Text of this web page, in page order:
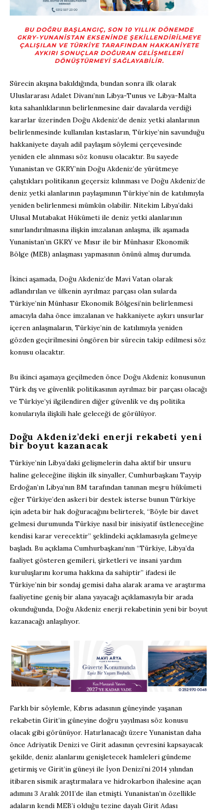
BU DOĞRU BAŞLANGIÇ, SON 10 YILLIK DÖNEMDE
GKRY-YUNANISTAN EKSENINDE ŞEKILLENDIRILMEYE
ÇALIŞILAN VE TÜRKIYE TARAFINDAN HAKKANIYETE
AYKIRI SONUÇLAR DOĞURAN GELIŞMELERI
DÖNÜŞTÜRMEYI SAĞLAYABILIR.
Sürecin akışına bakıldığında, bundan sonra ilk olarak
Uluslararası Adalet Divanı’nın Libya-Tunus ve Libya-Malta
kıta sahanlıklarının belirlenmesine dair davalarda verdiği
kararlar üzerinden Doğu Akdeniz’de deniz yetki alanlarının
belirlenmesinde kullanılan kıstasların, Türkiye’nin savunduğu
hakkaniyete dayalı adil paylaşım söylemi çerçevesinde
yeniden ele alınması söz konusu olacaktır. Bu sayede
Yunanistan ve GKRY’nin Doğu Akdeniz’de yürütmeye
çalıştıkları politikanın geçersiz kılınması ve Doğu Akdeniz’de
deniz yetki alanlarının paylaşımının Türkiye’nin de katılımıyla
yeniden belirlenmesi mümkün olabilir. Nitekim Libya’daki
Ulusal Mutabakat Hükümeti ile deniz yetki alanlarının
sınırlandırılmasına ilişkin imzalanan anlaşma, ilk aşamada
Yunanistan’ın GKRY ve Mısır ile bir Münhasır Ekonomik
Bölge (MEB) anlaşması yapmasının önünü almış durumda.
İkinci aşamada, Doğu Akdeniz’de Mavi Vatan olarak
adlandırılan ve ülkenin ayrılmaz parçası olan sularda
Türkiye’nin Münhasır Ekonomik Bölgesi’nin belirlenmesi
amacıyla daha önce imzalanan ve hakkaniyete aykırı unsurlar
içeren anlaşmaların, Türkiye’nin de katılımıyla yeniden
gözden geçirilmesini öngören bir sürecin takip edilmesi söz
konusu olacaktır.
Bu ikinci aşamaya geçilmeden önce Doğu Akdeniz konusunun
Türk dış ve güvenlik politikasının ayrılmaz bir parçası olacağı
ve Türkiye’yi ilgilendiren diğer güvenlik ve dış politika
konularıyla ilişkili hale geleceği de görülüyor.
Doğu Akdeniz’deki enerji rekabeti yeni
bir boyut kazanacak
Türkiye’nin Libya’daki gelişmelerin daha aktif bir unsuru
haline geleceğine ilişkin ilk sinyaller, Cumhurbaşkanı Tayyip
Erdoğan’ın Libya’nın BM tarafından tanınan meşru hükümeti
eğer Türkiye’den askeri bir destek isterse bunun Türkiye
için adeta bir hak doğuracağını belirterek, “Böyle bir davet
gelmesi durumunda Türkiye nasıl bir inisiyatif üstleneceğine
kendisi karar verecektir” şeklindeki açıklamasıyla gelmeye
başladı. Bu açıklama Cumhurbaşkanı’nın “Türkiye, Libya’da
faaliyet gösteren gemileri, şirketleri ve insani yardım
kuruluşlarını koruma hakkına da sahiptir” ifadesi ile
Türkiye’nin bir sondaj gemisi daha alarak arama ve araştırma
faaliyetine geniş bir alana yayacağı açıklamasıyla bir arada
okunduğunda, Doğu Akdeniz enerji rekabetinin yeni bir boyut
kazanacağı anlaşılıyor.
Farklı bir söylemle, Kıbrıs adasının güneyinde yaşanan
rekabetin Girit’in güneyine doğru yayılması söz konusu
olacak gibi görünüyor. Hatırlanacağı üzere Yunanistan daha
önce Adriyatik Denizi ve Girit adasının çevresini kapsayacak
şekilde, deniz alanlarını genişletecek hamleleri gündeme
getirmiş ve Girit’in güneyi ile İyon Denizi’ni 2014 yılından
itibaren sismik araştırmalara ve hidrokarbon ihalesine açan
adımını 3 Aralık 2011’de ilan etmişti. Yunanistan’ın özellikle
adaların kendi MEB’i olduğu tezine dayalı Girit Adası